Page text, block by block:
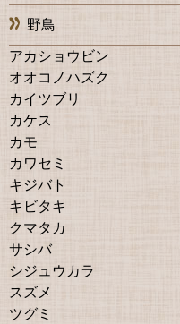
野鳥
アカショウビン
オオコノハズク
カイツブリ
カケス
カモ
カワセミ
キジバト
キビタキ
クマタカ
サシバ
シジュウカラ
スズメ
ツグミ